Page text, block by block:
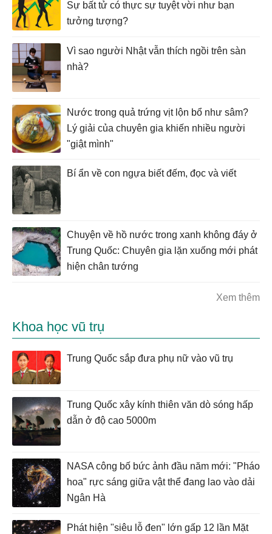
Sự bất tử có thực sự tuyệt vời như bạn
tưởng tượng?
Vì sao người Nhật vẫn thích ngồi trên sàn
nhà?
Nước trong quả trứng vịt lộn bổ như sâm?
Lý giải của chuyên gia khiến nhiều người
"giật mình"
Bí ẩn về con ngựa biết đếm, đọc và viết
Chuyện về hồ nước trong xanh không đáy ở
Trung Quốc: Chuyên gia lặn xuống mới phát
hiện chân tướng
Xem thêm
Khoa học vũ trụ
Trung Quốc sắp đưa phụ nữ vào vũ trụ
Trung Quốc xây kính thiên văn dò sóng hấp
dẫn ở độ cao 5000m
NASA công bố bức ảnh đầu năm mới: "Pháo
hoa" rực sáng giữa vật thể đang lao vào dải
Ngân Hà
Phát hiện "siêu lỗ đen" lớn gấp 12 lần Mặt